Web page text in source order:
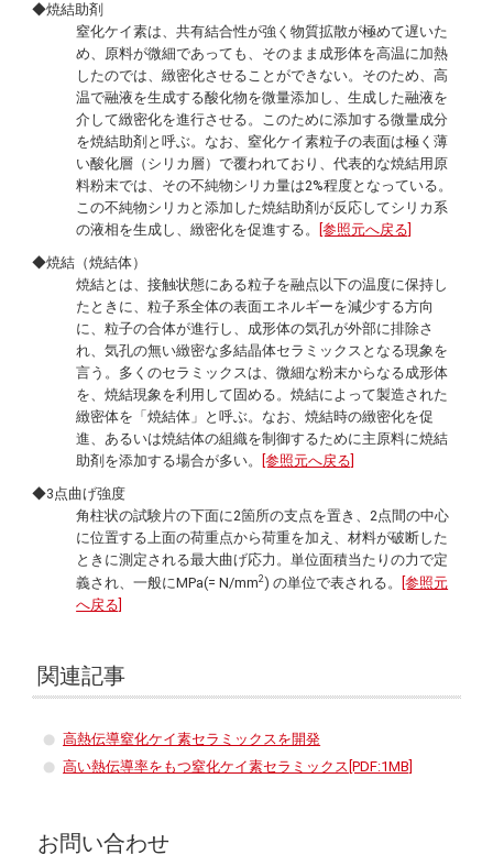
◆焼結助剤
窒化ケイ素は、共有結合性が強く物質拡散が極めて遅いた
め、原料が微細であっても、そのまま成形体を高温に加熱
したのでは、緻密化させることができない。そのため、高
温で融液を生成する酸化物を微量添加し、生成した融液を
介して緻密化を進行させる。このために添加する微量成分
を焼結助剤と呼ぶ。なお、窒化ケイ素粒子の表面は極く薄
い酸化層（シリカ層）で覆われており、代表的な焼結用原
料粉末では、その不純物シリカ量は2%程度となっている。
この不純物シリカと添加した焼結助剤が反応してシリカ系
の液相を生成し、緻密化を促進する。
[参照元へ戻る]
◆焼結（焼結体）
焼結とは、接触状態にある粒子を融点以下の温度に保持し
たときに、粒子系全体の表面エネルギーを減少する方向
に、粒子の合体が進行し、成形体の気孔が外部に排除さ
れ、気孔の無い緻密な多結晶体セラミックスとなる現象を
言う。多くのセラミックスは、微細な粉末からなる成形体
を、焼結現象を利用して固める。焼結によって製造された
緻密体を「焼結体」と呼ぶ。なお、焼結時の緻密化を促
進、あるいは焼結体の組織を制御するために主原料に焼結
助剤を添加する場合が多い。
[参照元へ戻る]
◆3点曲げ強度
角柱状の試験片の下面に2箇所の支点を置き、2点間の中心
に位置する上面の荷重点から荷重を加え、材料が破断した
ときに測定される最大曲げ応力。単位面積当たりの力で定
義され、一般にMPa(= N/mm2) の単位で表される。
[参照元
へ戻る]
関連記事
高熱伝導窒化ケイ素セラミックスを開発
高い熱伝導率をもつ窒化ケイ素セラミックス[PDF:1MB]
お問い合わせ